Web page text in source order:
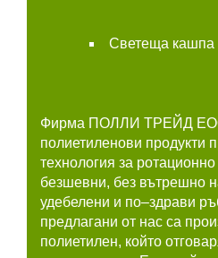
Светеща кашпа
Фирма ПОЛЛИ ТРЕЙД
полиетиленови продукти
технология за
безшевни, без вътрешно
удебелени и по–здрави
предлагани от нас са
полиетилен, който